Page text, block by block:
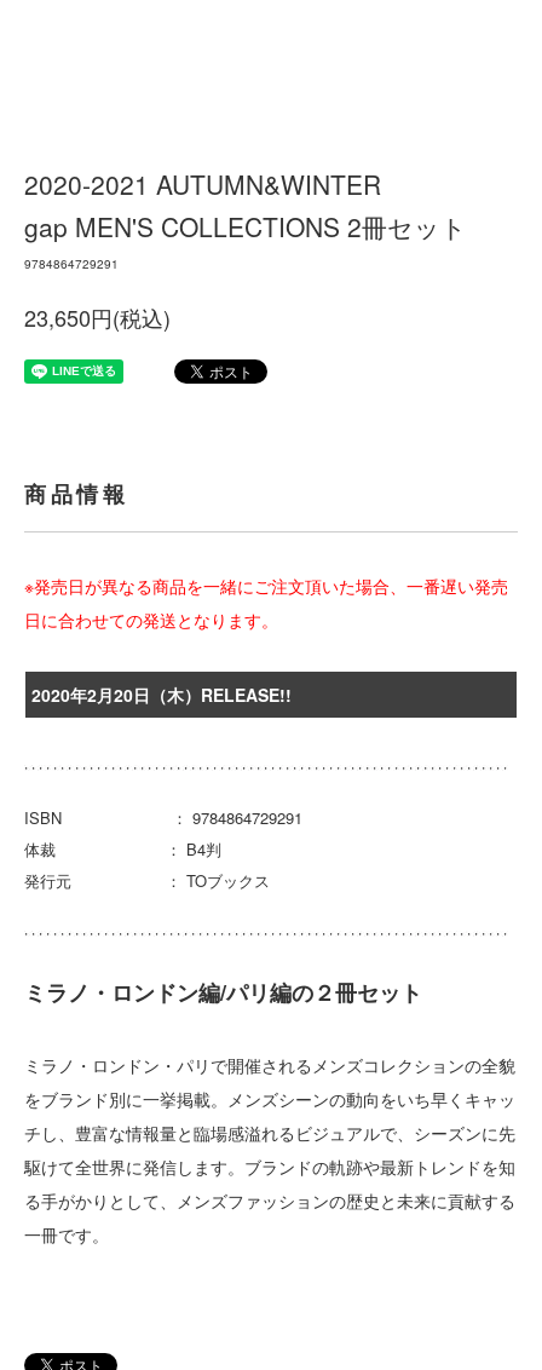
2020-2021 AUTUMN&WINTER
gap MEN'S COLLECTIONS 2冊セット
9784864729291
23,650円(税込)
商品情報
※発売日が異なる商品を一緒にご注文頂いた場合、一番遅い発売
日に合わせての発送となります。
2020年2月20日（木）RELEASE!!
ISBN ： 9784864729291
体裁 ： B4判
発行元 ： TOブックス
ミラノ・ロンドン編/パリ編の２冊セット
ミラノ・ロンドン・パリで開催されるメンズコレクションの全貌
をブランド別に一挙掲載。メンズシーンの動向をいち早くキャッ
チし、豊富な情報量と臨場感溢れるビジュアルで、シーズンに先
駆けて全世界に発信します。ブランドの軌跡や最新トレンドを知
る手がかりとして、メンズファッションの歴史と未来に貢献する
一冊です。